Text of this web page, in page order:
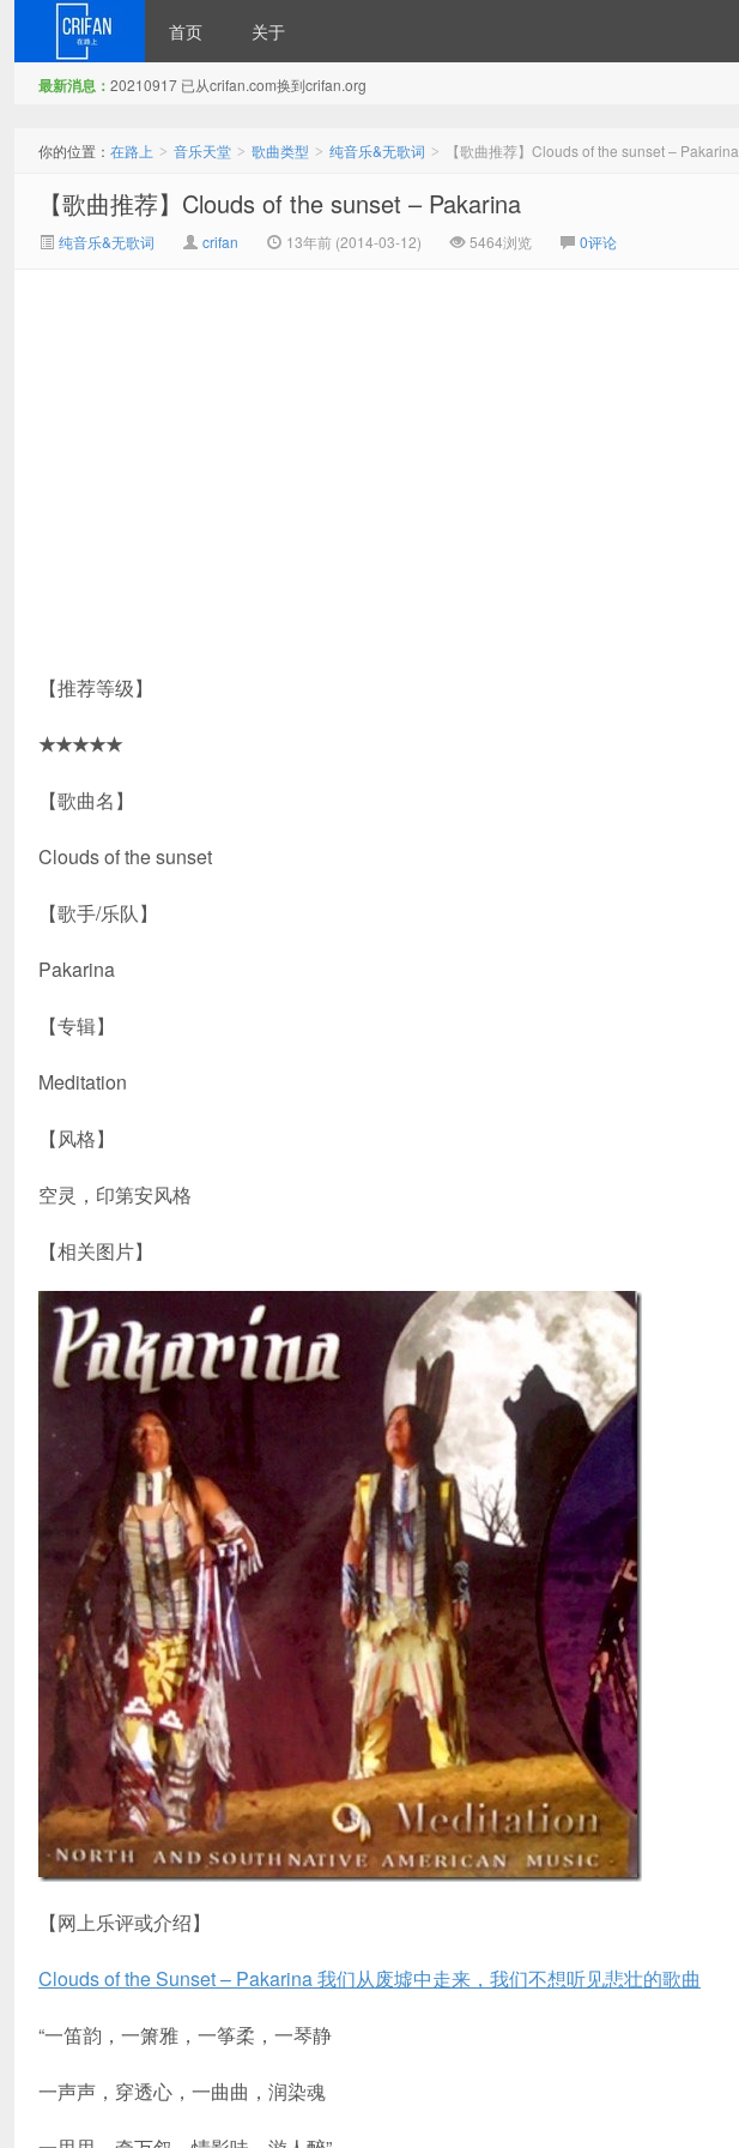
首页 关于
最新消息： 20210917 已从crifan.com换到crifan.org
你的位置： 在路上 > 音乐天堂 > 歌曲类型 > 纯音乐&无歌词 > 【歌曲推荐】Clouds of the sunset – Pakarina
【歌曲推荐】Clouds of the sunset – Pakarina
纯音乐&无歌词 crifan 13年前 (2014-03-12) 5464浏览 0评论
【推荐等级】
★★★★★
【歌曲名】
Clouds of the sunset
【歌手/乐队】
Pakarina
【专辑】
Meditation
【风格】
空灵，印第安风格
【相关图片】
【网上乐评或介绍】
Clouds of the Sunset – Pakarina 我们从废墟中走来，我们不想听见悲壮的歌曲
“一笛韵，一箫雅，一筝柔，一琴静
一声声，穿透心，一曲曲，润染魂